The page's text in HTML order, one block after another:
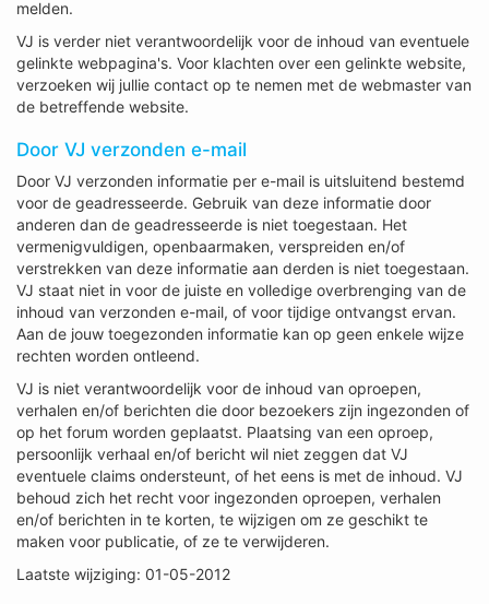
melden.
VJ is verder niet verantwoordelijk voor de inhoud van eventuele
gelinkte webpagina's. Voor klachten over een gelinkte website,
verzoeken wij jullie contact op te nemen met de webmaster van
de betreffende website.
Door VJ verzonden e-mail
Door VJ verzonden informatie per e-mail is uitsluitend bestemd
voor de geadresseerde. Gebruik van deze informatie door
anderen dan de geadresseerde is niet toegestaan. Het
vermenigvuldigen, openbaarmaken, verspreiden en/of
verstrekken van deze informatie aan derden is niet toegestaan.
VJ staat niet in voor de juiste en volledige overbrenging van de
inhoud van verzonden e-mail, of voor tijdige ontvangst ervan.
Aan de jouw toegezonden informatie kan op geen enkele wijze
rechten worden ontleend.
VJ is niet verantwoordelijk voor de inhoud van oproepen,
verhalen en/of berichten die door bezoekers zijn ingezonden of
op het forum worden geplaatst. Plaatsing van een oproep,
persoonlijk verhaal en/of bericht wil niet zeggen dat VJ
eventuele claims ondersteunt, of het eens is met de inhoud. VJ
behoud zich het recht voor ingezonden oproepen, verhalen
en/of berichten in te korten, te wijzigen om ze geschikt te
maken voor publicatie, of ze te verwijderen.
Laatste wijziging: 01-05-2012